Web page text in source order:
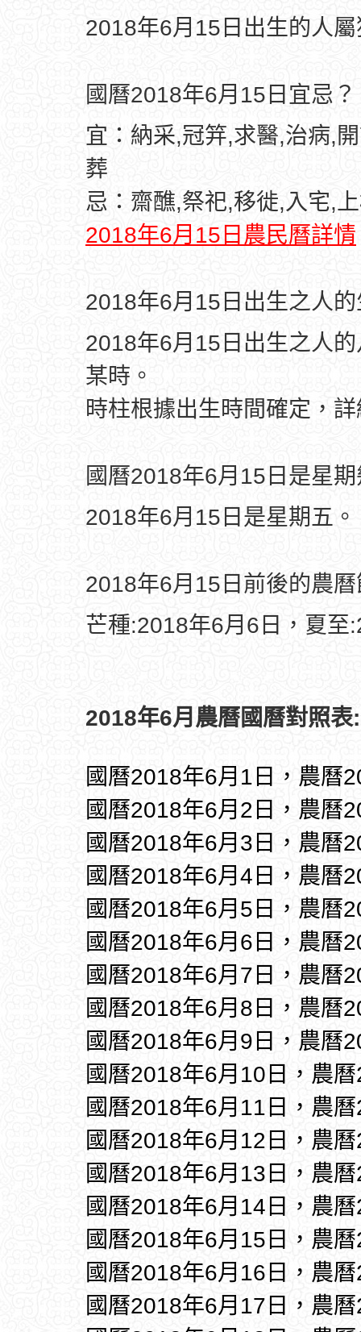
2018年6月15日出生的人
國曆2018年6月15日宜忌？
宜：納采,冠笄,求醫,治病,
葬
忌：齋醮,祭祀,移徙,入宅,
2018年6月15日農民曆詳情
2018年6月15日出生之人
2018年6月15日出生之人
某時。
時柱根據出生時間確定，
國曆2018年6月15日是星
2018年6月15日是星期五。
2018年6月15日前後的農
芒種:2018年6月6日，夏至
2018年6月農曆國曆對照表:
國曆2018年6月1日，農曆
國曆2018年6月2日，農曆
國曆2018年6月3日，農曆
國曆2018年6月4日，農曆
國曆2018年6月5日，農曆
國曆2018年6月6日，農曆
國曆2018年6月7日，農曆
國曆2018年6月8日，農曆
國曆2018年6月9日，農曆
國曆2018年6月10日，農
國曆2018年6月11日，農
國曆2018年6月12日，農
國曆2018年6月13日，農
國曆2018年6月14日，農
國曆2018年6月15日，農
國曆2018年6月16日，農
國曆2018年6月17日，農